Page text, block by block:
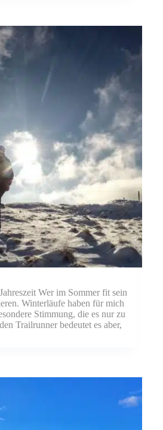
Wer im Sommer fit sein
Winterläufe haben für mich
Stimmung, die es nur zu
Trailrunner bedeutet es aber,